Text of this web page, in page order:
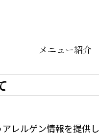
メニュー紹介
レルゲン情報を提供し